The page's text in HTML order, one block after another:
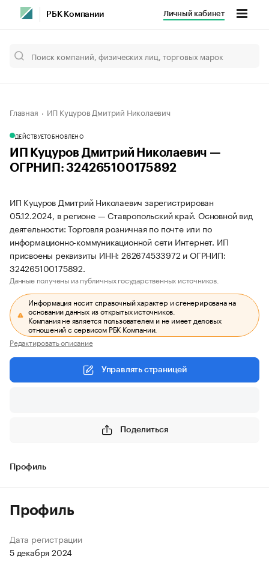
РБК Компании Личный кабинет
Главная ИП Куцуров Дмитрий Николаевич
ДЕЙСТВУЕТОБНОВЛЕНО
ИП Куцуров Дмитрий Николаевич —
ОГРНИП: 324265100175892
ИП Куцуров Дмитрий Николаевич зарегистрирован
05.12.2024, в регионе — Ставропольский край. Основной вид
деятельности: Торговля розничная по почте или по
информационно-коммуникационной сети Интернет. ИП
присвоены реквизиты ИНН: 262674533972 и ОГРНИП:
324265100175892.
Данные получены из публичных государственных источников.
Информация носит справочный характер и сгенерирована на
основании данных из открытых источников.
Компания не является пользователем и не имеет деловых
отношений с сервисом РБК Компании.
Редактировать описание
Управлять страницей
Поделиться
Профиль
Профиль
Дата регистрации
5 декабря 2024